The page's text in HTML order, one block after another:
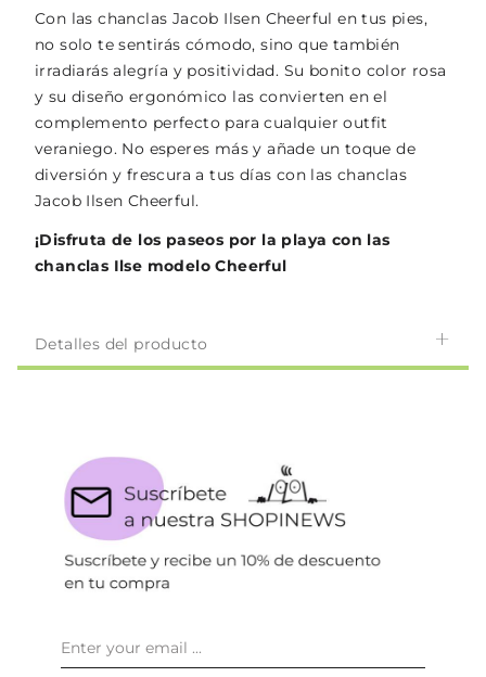
Con las chanclas Jacob Ilsen Cheerful en tus pies,
no solo te sentirás cómodo, sino que también
irradiarás alegría y positividad. Su bonito color rosa
y su diseño ergonómico las convierten en el
complemento perfecto para cualquier outfit
veraniego. No esperes más y añade un toque de
diversión y frescura a tus días con las chanclas
Jacob Ilsen Cheerful.
¡Disfruta de los paseos por la playa con las
chanclas Ilse modelo Cheerful
Detalles del producto